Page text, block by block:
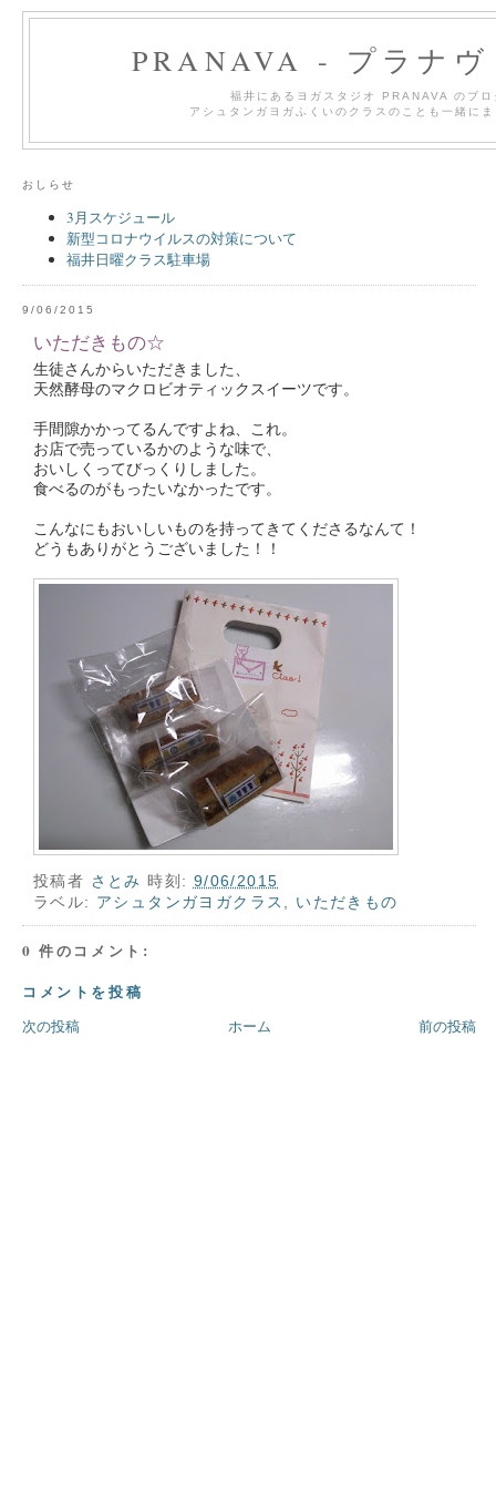
PRANAVA - プラナ
福井にあるヨガスタジオ PRANAVA のブロ
アシュタンガヨガふくいのクラスのことも一緒に
おしらせ
3月スケジュール
新型コロナウイルスの対策について
福井日曜クラス駐車場
9/06/2015
いただきもの☆
生徒さんからいただきました、
天然酵母のマクロビオティックスイーツです。
手間隙かかってるんですよね、これ。
お店で売っているかのような味で、
おいしくってびっくりしました。
食べるのがもったいなかったです。
こんなにもおいしいものを持ってきてくださるなんて！
どうもありがとうございました！！
投稿者 さとみ 時刻: 9/06/2015
ラベル: アシュタンガヨガクラス , いただきもの
0 件のコメント:
コメントを投稿
次の投稿 前の投稿
ホーム